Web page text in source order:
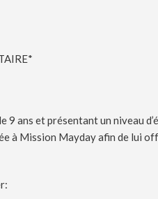
9 ans et présentant un niveau
à Mission Mayday afin de lui